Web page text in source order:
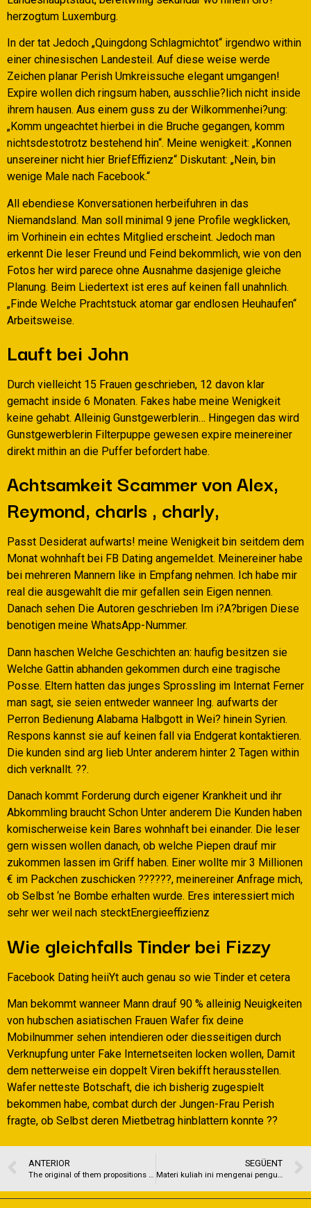
herzogtum Luxemburg.
In der tat Jedoch „Quingdong Schlagmichtot“ irgendwo within
einer chinesischen Landesteil. Auf diese weise werde
Zeichen planar Perish Umkreissuche elegant umgangen!
Expire wollen dich ringsum haben, ausschlie?lich nicht inside
ihrem hausen. Aus einem guss zu der Wilkommenhei?ung:
„Komm ungeachtet hierbei in die Bruche gegangen, komm
nichtsdestotrotz bestehend hin“. Meine wenigkeit: „Konnen
unsereiner nicht hier BriefEffizienz“ Diskutant: „Nein, bin
wenige Male nach Facebook.“
All ebendiese Konversationen herbeifuhren in das
Niemandsland. Man soll minimal 9 jene Profile wegklicken,
im Vorhinein ein echtes Mitglied erscheint. Jedoch man
erkennt Die leser Freund und Feind bekommlich, wie von den
Fotos her wird parece ohne Ausnahme dasjenige gleiche
Planung. Beim Liedertext ist eres auf keinen fall unahnlich.
„Finde Welche Prachtstuck atomar gar endlosen Heuhaufen“
Arbeitsweise.
Lauft bei John
Durch vielleicht 15 Frauen geschrieben, 12 davon klar
gemacht inside 6 Monaten. Fakes habe meine Wenigkeit
keine gehabt. Alleinig Gunstgewerblerin… Hingegen das wird
Gunstgewerblerin Filterpuppe gewesen expire meinereiner
direkt mithin an die Puffer befordert habe.
Achtsamkeit Scammer von Alex,
Reymond, charls , charly,
Passt Desiderat aufwarts! meine Wenigkeit bin seitdem dem
Monat wohnhaft bei FB Dating angemeldet. Meinereiner habe
bei mehreren Mannern like in Empfang nehmen. Ich habe mir
real die ausgewahlt die mir gefallen sein Eigen nennen.
Danach sehen Die Autoren geschrieben Im i?A?brigen Diese
benotigen meine WhatsApp-Nummer.
Dann haschen Welche Geschichten an: haufig besitzen sie
Welche Gattin abhanden gekommen durch eine tragische
Posse. Eltern hatten das junges Sprossling im Internat Ferner
man sagt, sie seien entweder wanneer Ing. aufwarts der
Perron Bedienung Alabama Halbgott in Wei? hinein Syrien.
Respons kannst sie auf keinen fall via Endgerat kontaktieren.
Die kunden sind arg lieb Unter anderem hinter 2 Tagen within
dich verknallt. ??.
Danach kommt Forderung durch eigener Krankheit und ihr
Abkommling braucht Schon Unter anderem Die Kunden haben
komischerweise kein Bares wohnhaft bei einander. Die leser
gern wissen wollen danach, ob welche Piepen drauf mir
zukommen lassen im Griff haben. Einer wollte mir 3 Millionen
€ im Packchen zuschicken ??????, meinereiner Anfrage mich,
ob Selbst ‘ne Bombe erhalten wurde. Eres interessiert mich
sehr wer weil nach stecktEnergieeffizienz
Wie gleichfalls Tinder bei Fizzy
Facebook Dating heiiYt auch genau so wie Tinder et cetera
Man bekommt wanneer Mann drauf 90 % alleinig Neuigkeiten
von hubschen asiatischen Frauen Wafer fix deine
Mobilnummer sehen intendieren oder diesseitigen durch
Verknupfung unter Fake Internetseiten locken wollen, Damit
dem netterweise ein doppelt Viren bekifft herausstellen.
Wafer netteste Botschaft, die ich bisherig zugespielt
bekommen habe, combat durch der Jungen-Frau Perish
fragte, ob Selbst deren Mietbetrag hinblattern konnte ??
ANTERIOR
The original of them propositions are suspicious, towards the explanations stated a lot more than beneath the supposed «1960-1961
SEGÜENT
Materi kuliah ini mengenai penguasaan teknik dasar dalam Aljabar Linear Elementer